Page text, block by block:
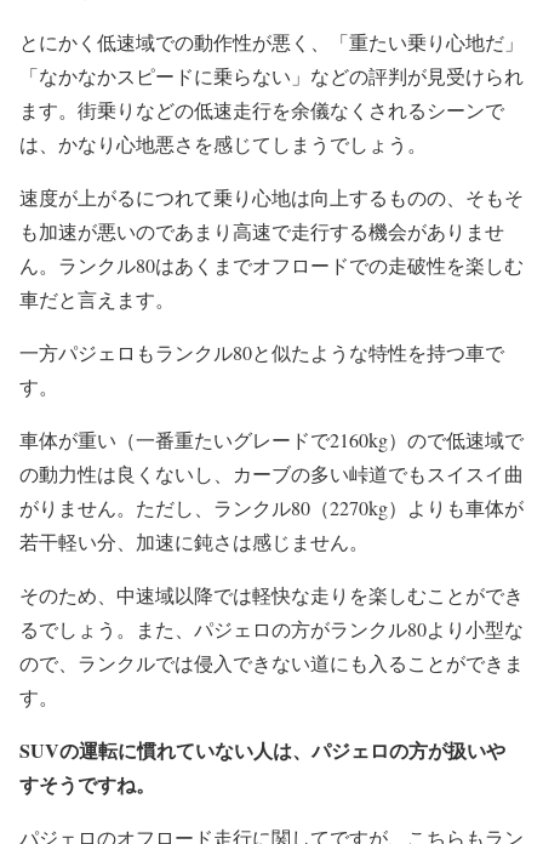
とにかく低速域での動作性が悪く、「重たい乗り心地だ」
「なかなかスピードに乗らない」などの評判が見受けられ
ます。街乗りなどの低速走行を余儀なくされるシーンで
は、かなり心地悪さを感じてしまうでしょう。
速度が上がるにつれて乗り心地は向上するものの、そもそ
も加速が悪いのであまり高速で走行する機会がありませ
ん。ランクル80はあくまでオフロードでの走破性を楽しむ
車だと言えます。
一方パジェロもランクル80と似たような特性を持つ車で
す。
車体が重い（一番重たいグレードで2160kg）ので低速域で
の動力性は良くないし、カーブの多い峠道でもスイスイ曲
がりません。ただし、ランクル80（2270kg）よりも車体が
若干軽い分、加速に鈍さは感じません。
そのため、中速域以降では軽快な走りを楽しむことができ
るでしょう。また、パジェロの方がランクル80より小型な
ので、ランクルでは侵入できない道にも入ることができま
す。
SUVの運転に慣れていない人は、パジェロの方が扱いや
すそうですね。
パジェロのオフロード走行に関してですが、こちらもラン